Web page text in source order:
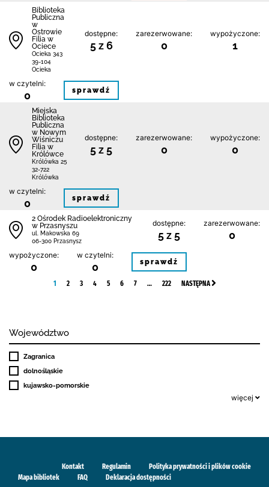
Biblioteka
Publiczna
w
Ostrowie
Filia w
Ociece
Ocieka 343
39-104
Ocieka
dostępne:
5 z 6
zarezerwowane:
0
wypożyczone:
1
w czytelni:
0 sprawdź
Miejska
Biblioteka
Publiczna
w Nowym
Wiśniczu
Filia w
Królówce
Królówka 25
32-722
Królówka
dostępne:
5 z 5
zarezerwowane:
0
wypożyczone:
0
w czytelni:
0 sprawdź
2 Ośrodek Radioelektroniczny
w Przasnyszu
ul. Makowska 69
06-300 Przasnysz
dostępne:
5 z 5
zarezerwowane:
0
wypożyczone:
0
w czytelni:
0 sprawdź
1 2 3 4 5 6 7 … 222 NASTĘPNA
Województwo
Zagranica
dolnośląskie
kujawsko-pomorskie
więcej
Kontakt Regulamin
Polityka prywatności i plików cookie
Mapa bibliotek
FAQ Deklaracja dostępności